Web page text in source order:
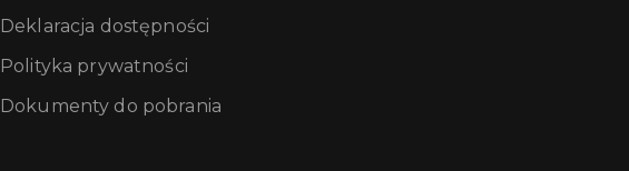
Deklaracja dostępności
Polityka prywatności
Dokumenty do pobrania